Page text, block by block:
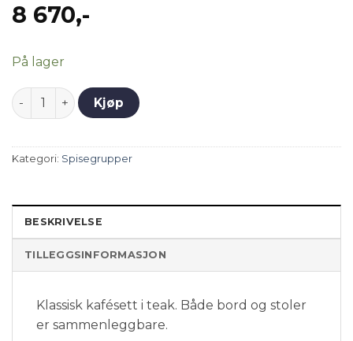
8 670,-
På lager
Fredrikshavn kafésett antall
Kjøp
Kategori: Spisegrupper
BESKRIVELSE
TILLEGGSINFORMASJON
Klassisk kafésett i teak. Både bord og stoler
er sammenleggbare.